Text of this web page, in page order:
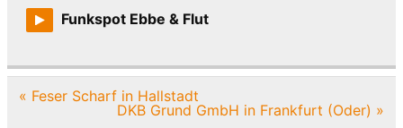
Funkspot Ebbe & Flut
Beitragsnavigation
« Feser Scharf in Hallstadt
DKB Grund GmbH in Frankfurt (Oder) »